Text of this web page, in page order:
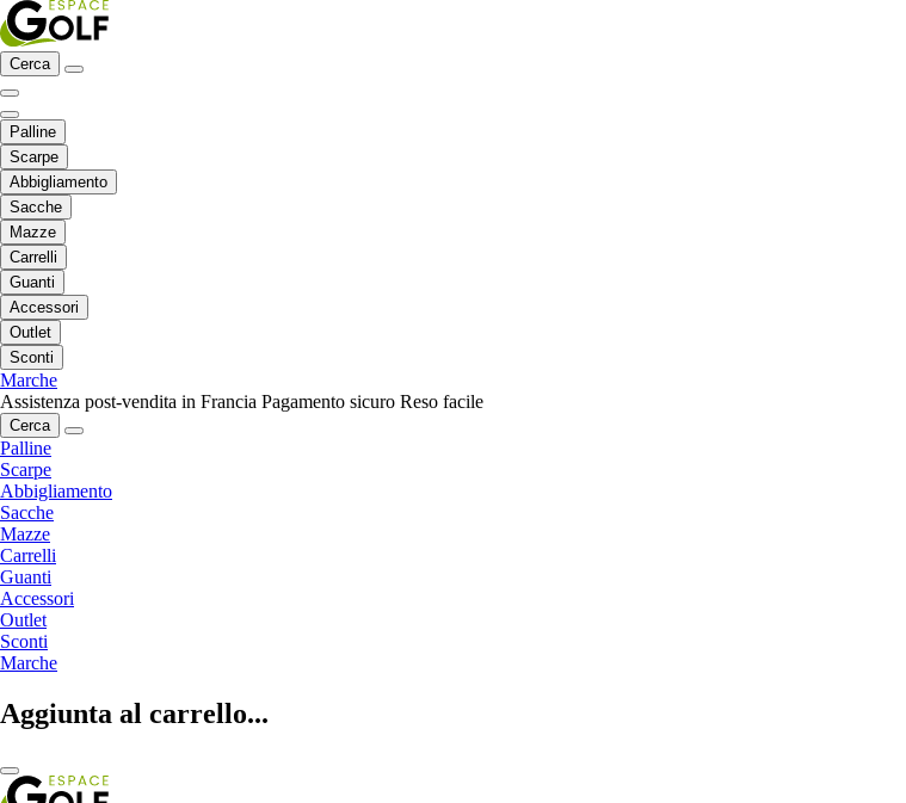
Cerca
Palline
Scarpe
Abbigliamento
Sacche
Mazze
Carrelli
Guanti
Accessori
Outlet
Sconti
Marche
Assistenza post-vendita in Francia Pagamento sicuro Reso facile
Cerca
Palline
Scarpe
Abbigliamento
Sacche
Mazze
Carrelli
Guanti
Accessori
Outlet
Sconti
Marche
Aggiunta al carrello...